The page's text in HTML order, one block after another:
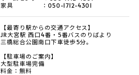
家具
： 050-1712-4301
【最寄り駅からの交通アクセス】
JR大宮駅 西口4番・5番バスのりばより
三橋総合公園南口下車徒歩5分。
【駐車場のご案内】
大型駐車場完備
料金：無料